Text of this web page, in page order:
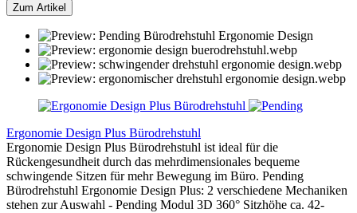
Zum Artikel
Ergonomie Design Plus Bürodrehstuhl
Ergonomie Design Plus Bürodrehstuhl ist ideal für die
Rückengesundheit durch das mehrdimensionales bequeme
schwingende Sitzen für mehr Bewegung im Büro. Pending
Bürodrehstuhl Ergonomie Design Plus: 2 verschiedene Mechaniken
stehen zur Auswahl - Pending Modul 3D 360° Sitzhöhe ca. 42-